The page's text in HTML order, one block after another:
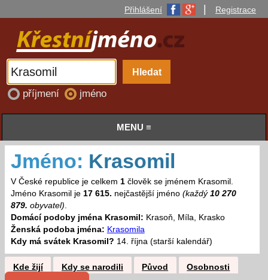
Přihlášení Registrace
příjmení jméno
MENU ≡
Jméno: Krasomil
V České republice je celkem 1člověk se jménem Krasomil.
Jméno Krasomil je 17 615. nejčastější jméno (každý 10 270
879. obyvatel).
Domácí podoby jména Krasomil: Krasoň, Míla, Krasko
Ženská podoba jména: Krasomila
Kdy má svátek Krasomil? 14. října (starší kalendář)
Kde žijí Kdy se narodili Původ Osobnosti